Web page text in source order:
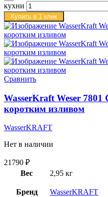
кухни
Купить в 1 клик
Сравнить
WasserKraft Weser
коротким изливом
WasserKRAFT
Нет в наличии
21790 ₽
Вес
2,95 кг
Бренд WasserKRAFT